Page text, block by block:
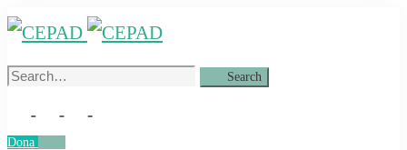
Search
Search
Dona